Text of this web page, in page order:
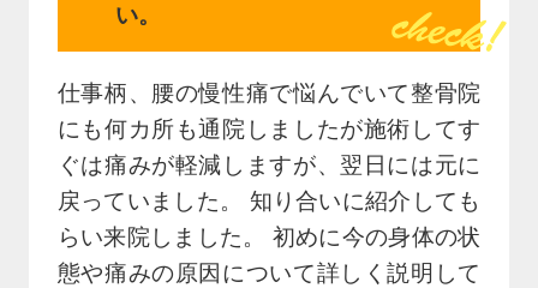
い。
仕事柄、腰の慢性痛で悩んでいて整骨院
にも何カ所も通院しましたが施術してす
ぐは痛みが軽減しますが、翌日には元に
戻っていました。 知り合いに紹介しても
らい来院しました。 初めに今の身体の状
態や痛みの原因について詳しく説明して